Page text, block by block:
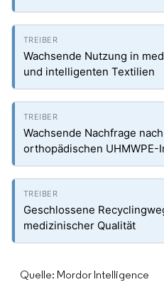
Wachsende Nutzung in
und intelligenten Textilien
Wachsende Nachfrage
orthopädischen UHMWPE-
Geschlossene
medizinischer Qualität
Quelle: Mordor Intelligence